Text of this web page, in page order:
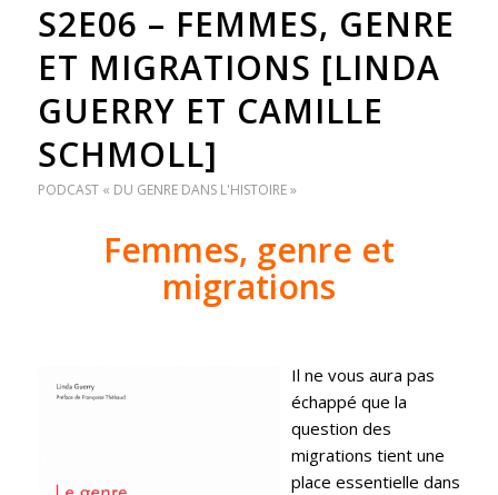
S2E06 – FEMMES, GENRE
ET MIGRATIONS [LINDA
GUERRY ET CAMILLE
SCHMOLL]
PODCAST « DU GENRE DANS L'HISTOIRE »
Femmes, genre et
migrations
Il ne vous aura pas
échappé que la
question des
migrations tient une
place essentielle dans